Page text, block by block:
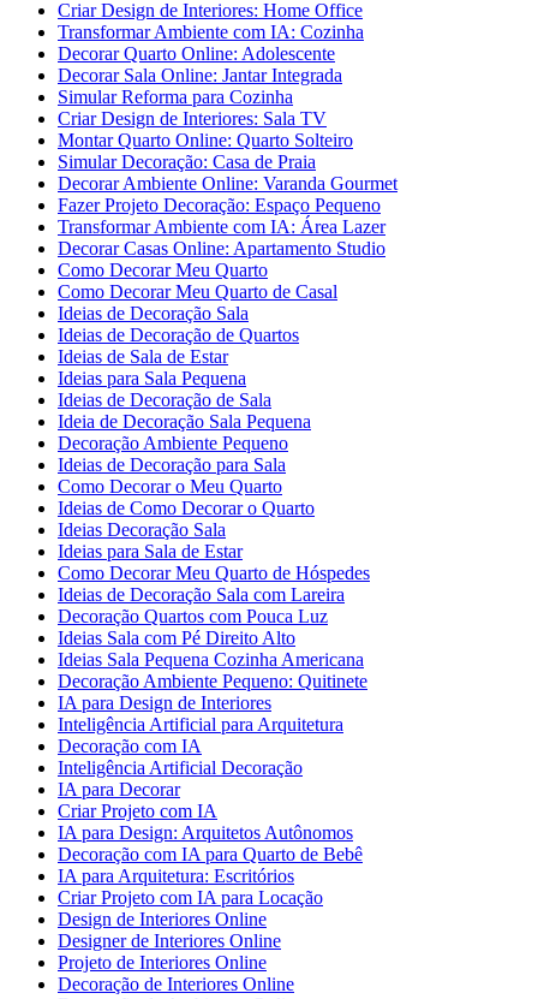
Criar Design de Interiores: Home Office
Transformar Ambiente com IA: Cozinha
Decorar Quarto Online: Adolescente
Decorar Sala Online: Jantar Integrada
Simular Reforma para Cozinha
Criar Design de Interiores: Sala TV
Montar Quarto Online: Quarto Solteiro
Simular Decoração: Casa de Praia
Decorar Ambiente Online: Varanda Gourmet
Fazer Projeto Decoração: Espaço Pequeno
Transformar Ambiente com IA: Área Lazer
Decorar Casas Online: Apartamento Studio
Como Decorar Meu Quarto
Como Decorar Meu Quarto de Casal
Ideias de Decoração Sala
Ideias de Decoração de Quartos
Ideias de Sala de Estar
Ideias para Sala Pequena
Ideias de Decoração de Sala
Ideia de Decoração Sala Pequena
Decoração Ambiente Pequeno
Ideias de Decoração para Sala
Como Decorar o Meu Quarto
Ideias de Como Decorar o Quarto
Ideias Decoração Sala
Ideias para Sala de Estar
Como Decorar Meu Quarto de Hóspedes
Ideias de Decoração Sala com Lareira
Decoração Quartos com Pouca Luz
Ideias Sala com Pé Direito Alto
Ideias Sala Pequena Cozinha Americana
Decoração Ambiente Pequeno: Quitinete
IA para Design de Interiores
Inteligência Artificial para Arquitetura
Decoração com IA
Inteligência Artificial Decoração
IA para Decorar
Criar Projeto com IA
IA para Design: Arquitetos Autônomos
Decoração com IA para Quarto de Bebê
IA para Arquitetura: Escritórios
Criar Projeto com IA para Locação
Design de Interiores Online
Designer de Interiores Online
Projeto de Interiores Online
Decoração de Interiores Online